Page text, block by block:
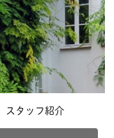
スタッフ紹介